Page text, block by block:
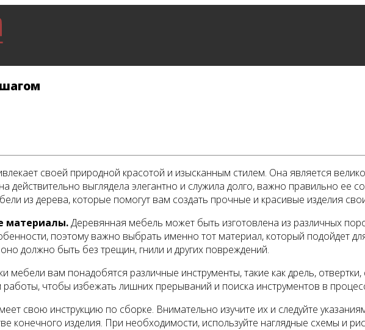
своей природной красотой и изысканным стилем. Она является
действительно выглядела элегантно и служила долго, важно правильно ее
из дерева, которые помогут вам создать прочные и красивые изделия
материалы.Деревянная мебель может быть изготовлена из различных
поэтому важно выбрать именно тот материал, который подойдет
должно быть без трещин, гнили и других повреждений.
мебели вам понадобятся различные инструменты, такие как дрель,
чтобы избежать лишних прерываний и поиска инструментов в
свою инструкцию по сборке. Внимательно изучите их и следуйте
конечного изделия. При необходимости, используйте наглядные схемы и